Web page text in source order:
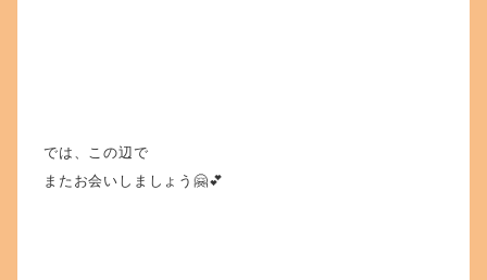
では、この辺で
またお会いしましょう🤗💕